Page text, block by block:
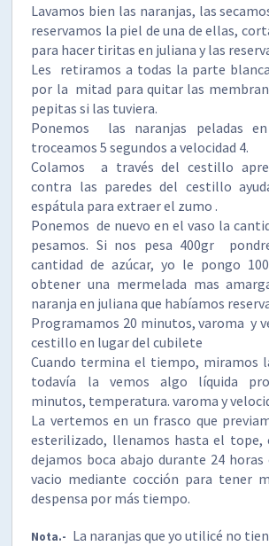
Lavamos bien las naranjas, las
reservamos la piel de una de ellas,
para hacer tiritas en juliana y las
Les retiramos a todas la parte
por la mitad para quitar las
pepitas si las tuviera.
Ponemos las naranjas peladas
troceamos 5 segundos a velocidad 4.
Colamos a través del cestillo
contra las paredes del cestillo
espátula para extraer el zumo .
Ponemos de nuevo en el vaso la
pesamos. Si nos pesa 400gr
cantidad de azúcar, yo le pongo
obtener una mermelada mas
naranja en juliana que habíamos
Programamos 20 minutos, varoma y
cestillo en lugar del cubilete
Cuando termina el tiempo, miramos
todavía la vemos algo líquida
minutos, temperatura. varoma y
La vertemos en un frasco que
esterilizado, llenamos hasta el tope,
dejamos boca abajo durante 24
vacio mediante cocción para tener
despensa por más tiempo.
Nota.- La naranjas que yo utilicé no